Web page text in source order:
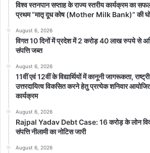
विश्व स्तनपान सप्ताह के राज्य स्तरीय कार्यक्रम का
प्रथम “मातृ दूध कोष (Mother Milk Bank)” की
August 6, 2026
विगत 10 दिनों में प्रदेश में 2 करोड़ 40 लाख रुपये से
संपत्ति जब्त
August 6, 2026
11वीं एवं 12वीं के विद्यार्थियों में कानूनी जागरूकता,
उत्तरदायित्व विकसित करने हेतु प्रत्येक शनिवार
कार्यक्रम
August 6, 2026
Rajpal Yadav Debt Case: 16 करोड़ के लोन
संपत्ति नीलामी का नोटिस जारी
August 6, 2026